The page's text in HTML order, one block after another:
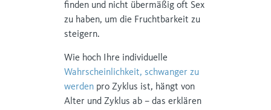
finden und nicht übermäßig oft Sex
zu haben, um die Fruchtbarkeit zu
steigern.
Wie hoch Ihre individuelle
Wahrscheinlichkeit, schwanger zu
werden pro Zyklus ist, hängt von
Alter und Zyklus ab – das erklären